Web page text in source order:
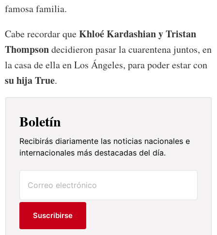
famosa familia.
Cabe recordar queKhloé Kardashian y Tristan
Thompsondecidieron pasar la cuarentena juntos, en
la casa de ella en Los Ángeles, para poder estar con
su hija True.
Boletín
Recibirás diariamente las noticias nacionales e
internacionales más destacadas del día.
Suscribirse